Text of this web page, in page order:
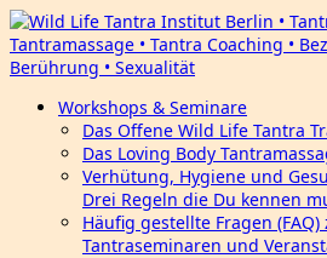
Workshops & Seminare
Das Offene Wild Life Tantra
Das Loving Body
Verhütung, Hygiene und
Drei Regeln die Du kennen
Häufig gestellte Fragen (FAQ)
Tantraseminaren und